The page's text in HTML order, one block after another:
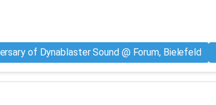
of Dynablaster Sound @ Forum, Bielefeld